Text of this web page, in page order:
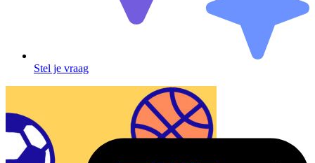
Stel je vraag